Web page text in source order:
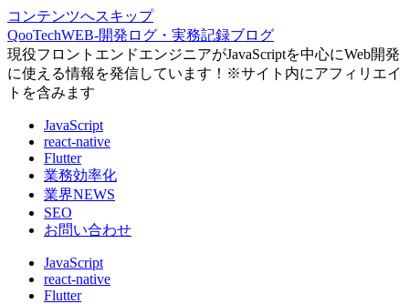
コンテンツへスキップ
QooTechWEB-開発ログ・実務記録ブログ
現役フロントエンドエンジニアがJavaScriptを中心にWeb開発
に使える情報を発信しています！※サイト内にアフィリエイ
トを含みます
JavaScript
react-native
Flutter
業務効率化
業界NEWS
SEO
お問い合わせ
JavaScript
react-native
Flutter